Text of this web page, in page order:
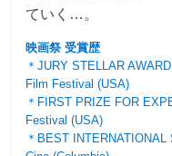
ていく…。
映画祭 受賞歴
＊JURY STELLAR
Film Festival (USA)
＊FIRST PRIZE FOR
Festival (USA)
＊BEST